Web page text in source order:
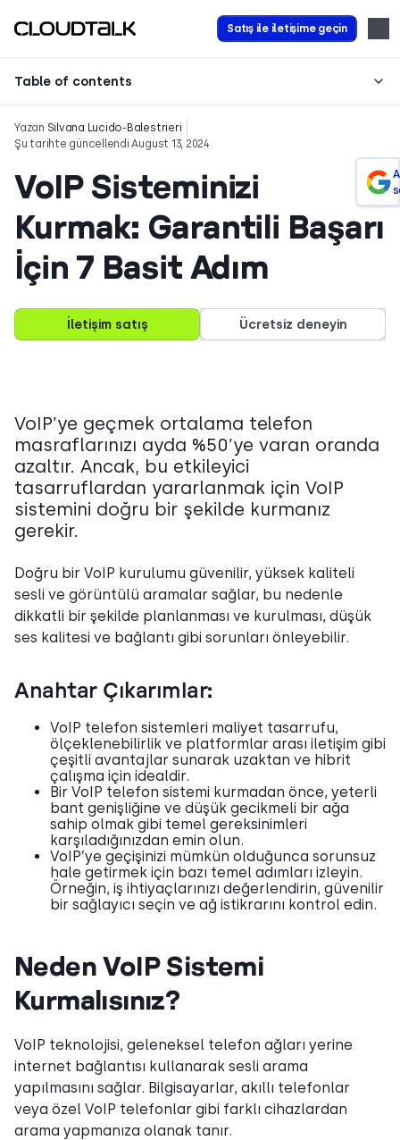
Satış ile iletişime geçin
Table of contents
Yazan Silvana Lucido-Balestrieri
Şu tarihte güncellendi August 13, 2024
VoIP Sisteminizi
Kurmak: Garantili Başarı
İçin 7 Basit Adım
İletişim satış Ücretsiz deneyin
VoIP’ye geçmek ortalama telefon
masraflarınızı ayda %50’ye varan oranda
azaltır. Ancak, bu etkileyici
tasarruflardan yararlanmak için VoIP
sistemini doğru bir şekilde kurmanız
gerekir.
Doğru bir VoIP kurulumu güvenilir, yüksek kaliteli
sesli ve görüntülü aramalar sağlar, bu nedenle
dikkatli bir şekilde planlanması ve kurulması, düşük
ses kalitesi ve bağlantı gibi sorunları önleyebilir.
Anahtar Çıkarımlar:
VoIP telefon sistemleri maliyet tasarrufu,
ölçeklenebilirlik ve platformlar arası iletişim gibi
çeşitli avantajlar sunarak uzaktan ve hibrit
çalışma için idealdir.
Bir VoIP telefon sistemi kurmadan önce, yeterli
bant genişliğine ve düşük gecikmeli bir ağa
sahip olmak gibi temel gereksinimleri
karşıladığınızdan emin olun.
VoIP’ye geçişinizi mümkün olduğunca sorunsuz
hale getirmek için bazı temel adımları izleyin.
Örneğin, iş ihtiyaçlarınızı değerlendirin, güvenilir
bir sağlayıcı seçin ve ağ istikrarını kontrol edin.
Neden VoIP Sistemi
Kurmalısınız?
VoIP teknolojisi, geleneksel telefon ağları yerine
internet bağlantısı kullanarak sesli arama
yapılmasını sağlar. Bilgisayarlar, akıllı telefonlar
veya özel VoIP telefonlar gibi farklı cihazlardan
arama yapmanıza olanak tanır.